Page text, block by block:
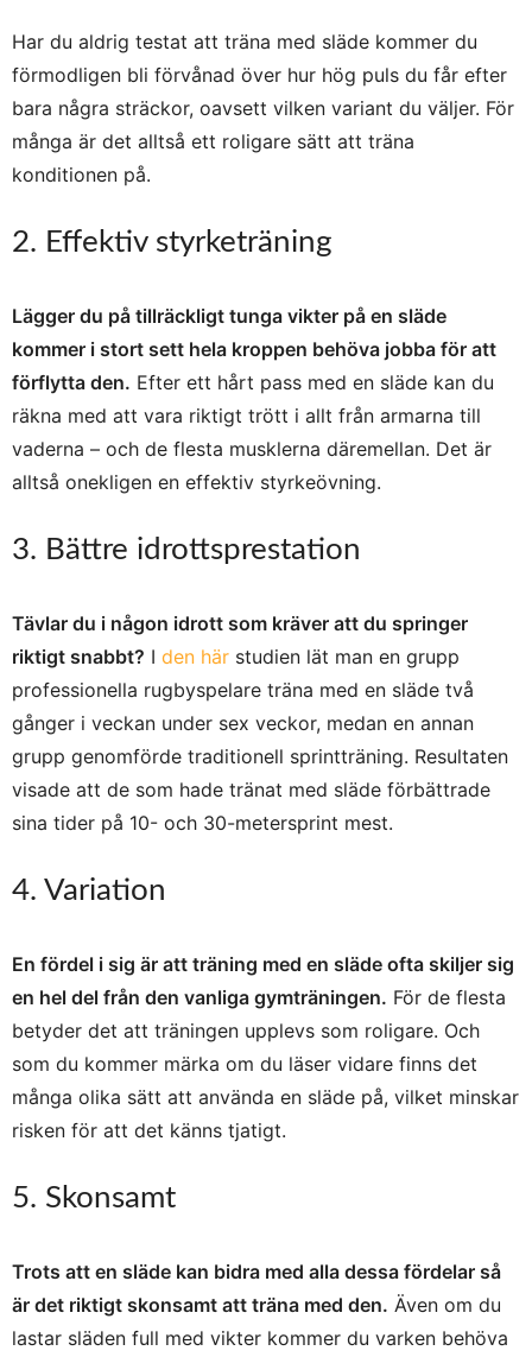
Har du aldrig testat att träna med släde kommer du
förmodligen bli förvånad över hur hög puls du får efter
bara några sträckor, oavsett vilken variant du väljer. För
många är det alltså ett roligare sätt att träna
konditionen på.
2. Effektiv styrketräning
Lägger du på tillräckligt tunga vikter på en släde
kommer i stort sett hela kroppen behöva jobba för att
förflytta den. Efter ett hårt pass med en släde kan du
räkna med att vara riktigt trött i allt från armarna till
vaderna – och de flesta musklerna däremellan. Det är
alltså onekligen en effektiv styrkeövning.
3. Bättre idrottsprestation
Tävlar du i någon idrott som kräver att du springer
riktigt snabbt? I den här studien lät man en grupp
professionella rugbyspelare träna med en släde två
gånger i veckan under sex veckor, medan en annan
grupp genomförde traditionell sprintträning. Resultaten
visade att de som hade tränat med släde förbättrade
sina tider på 10- och 30-metersprint mest.
4. Variation
En fördel i sig är att träning med en släde ofta skiljer sig
en hel del från den vanliga gymträningen. För de flesta
betyder det att träningen upplevs som roligare. Och
som du kommer märka om du läser vidare finns det
många olika sätt att använda en släde på, vilket minskar
risken för att det känns tjatigt.
5. Skonsamt
Trots att en släde kan bidra med alla dessa fördelar så
är det riktigt skonsamt att träna med den. Även om du
lastar släden full med vikter kommer du varken behöva